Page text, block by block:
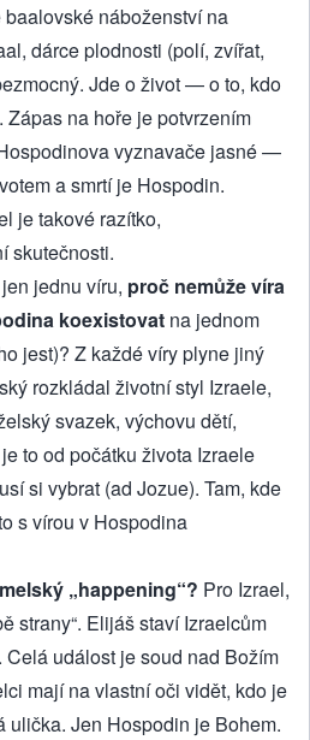
náboženství na
dárce plodnosti (polí, zvířat,
Jde o život — o to, kdo
na hoře je potvrzením
vyznavače jasné —
a smrtí je Hospodin.
je takové razítko,
skutečnosti.
jednu víru, proč nemůže víra
koexistovat na jednom
jest)? Z každé víry plyne jiný
rozkládal životní styl Izraele,
svazek, výchovu dětí,
to od počátku života Izraele
si vybrat (ad Jozue). Tam, kde
s vírou v Hospodina
„happening“? Pro Izrael,
strany“. Elijáš staví Izraelcům
událost je soud nad Božím
mají na vlastní oči vidět, kdo je
Jen Hospodin je Bohem.